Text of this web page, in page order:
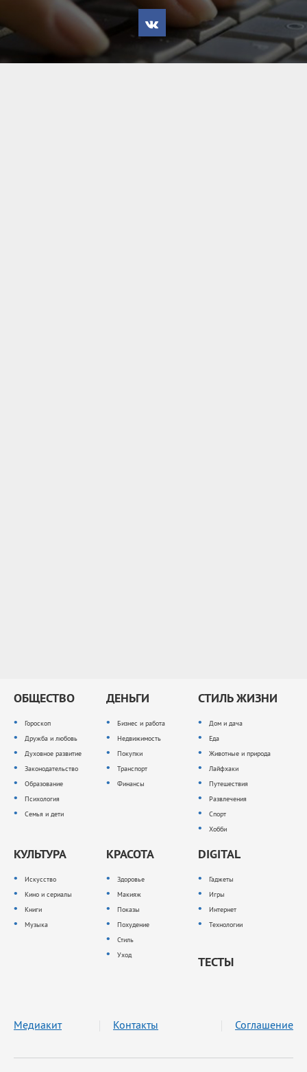
ОБЩЕСТВО
Гороскоп
Дружба и любовь
Духовное развитие
Законодательство
Образование
Психология
Семья и дети
ДЕНЬГИ
Бизнес и работа
Недвижимость
Покупки
Транспорт
Финансы
СТИЛЬ ЖИЗНИ
Дом и дача
Еда
Животные и природа
Лайфхаки
Путешествия
Развлечения
Спорт
Хобби
КУЛЬТУРА
Искусство
Кино и сериалы
Книги
Музыка
КРАСОТА
Здоровье
Макияж
Показы
Похудение
Стиль
Уход
DIGITAL
Гаджеты
Игры
Интернет
Технологии
ТЕСТЫ
Медиакит Контакты Соглашение